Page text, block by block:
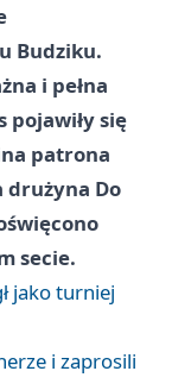
Budziku.
i pełna
pojawiły się
patrona
drużyna Do
secie.
jako turniej
i zaprosili